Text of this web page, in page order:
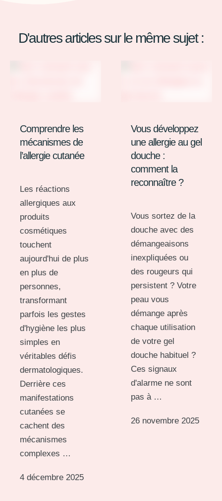
D'autres articles sur le même sujet :
Comprendre les
mécanismes de
l’allergie cutanée
Les réactions
allergiques aux
produits
cosmétiques
touchent
aujourd'hui de plus
en plus de
personnes,
transformant
parfois les gestes
d'hygiène les plus
simples en
véritables défis
dermatologiques.
Derrière ces
manifestations
cutanées se
cachent des
mécanismes
complexes …
4 décembre 2025
Vous développez
une allergie au gel
douche :
comment la
reconnaître ?
Vous sortez de la
douche avec des
démangeaisons
inexpliquées ou
des rougeurs qui
persistent ? Votre
peau vous
démange après
chaque utilisation
de votre gel
douche habituel ?
Ces signaux
d'alarme ne sont
pas à …
26 novembre 2025